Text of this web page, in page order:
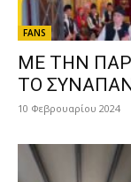
FANS
ΜΕ ΤΗΝ
ΤΟ
10 Φεβρουαρίου 2024